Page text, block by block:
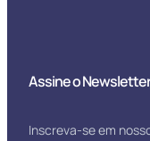
Assine o Newsletter
Inscreva-se em